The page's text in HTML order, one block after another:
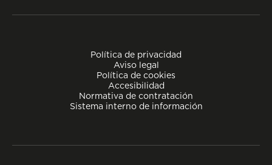
Política de privacidad
Aviso legal
Política de cookies
Accesibilidad
Normativa de contratación
Sistema interno de información